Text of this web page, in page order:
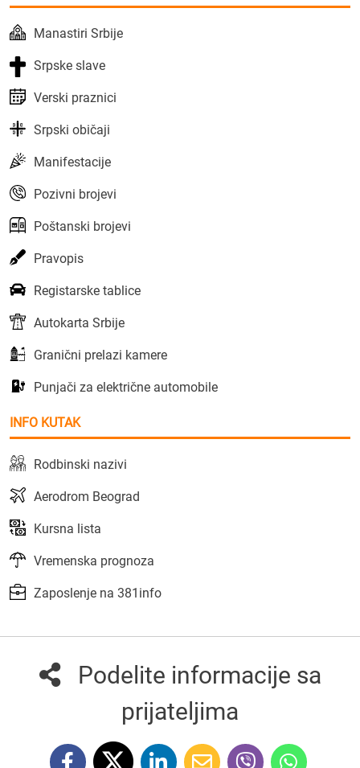
Manastiri Srbije
Srpske slave
Verski praznici
Srpski običaji
Manifestacije
Pozivni brojevi
Poštanski brojevi
Pravopis
Registarske tablice
Autokarta Srbije
Granični prelazi kamere
Punjači za električne automobile
INFO KUTAK
Rodbinski nazivi
Aerodrom Beograd
Kursna lista
Vremenska prognoza
Zaposlenje na 381info
Podelite informacije sa
prijateljima